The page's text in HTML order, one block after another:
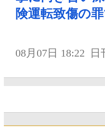
険運転致傷の
08月07日 18:22 日